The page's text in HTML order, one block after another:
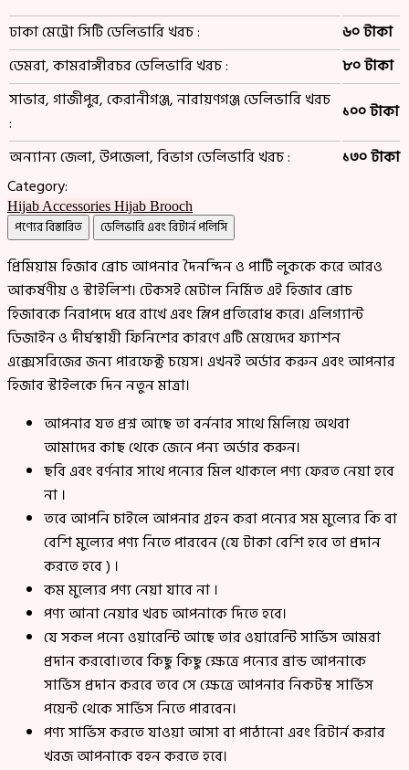
ঢাকা মেট্রো সিটি ডেলিভারি খরচ :
৬০ টাকা
ডেমরা, কামরাঙ্গীরচর ডেলিভারি খরচ :
৮০ টাকা
সাভার, গাজীপুর, কেরানীগঞ্জ, নারায়ণগঞ্জ ডেলিভারি খরচ
:
১০০ টাকা
অন্যান্য জেলা, উপজেলা, বিভাগ ডেলিভারি খরচ :
১৩০ টাকা
Category:
Hijab Accessories Hijab Brooch
পণ্যের বিস্তারিত ডেলিভারি এবং রিটার্ন পলিসি
প্রিমিয়াম হিজাব ব্রোচ আপনার দৈনন্দিন ও পার্টি লুককে করে আরও
আকর্ষণীয় ও স্টাইলিশ। টেকসই মেটাল নির্মিত এই হিজাব ব্রোচ
হিজাবকে নিরাপদে ধরে রাখে এবং স্লিপ প্রতিরোধ করে। এলিগ্যান্ট
ডিজাইন ও দীর্ঘস্থায়ী ফিনিশের কারণে এটি মেয়েদের ফ্যাশন
এক্সেসরিজের জন্য পারফেক্ট চয়েস। এখনই অর্ডার করুন এবং আপনার
হিজাব স্টাইলকে দিন নতুন মাত্রা।
আপনার যত প্রশ্ন আছে তা বর্ননার সাথে মিলিয়ে অথবা
আমাদের কাছ থেকে জেনে পন্য অর্ডার করুন।
ছবি এবং বর্ণনার সাথে পন্যের মিল থাকলে পণ্য ফেরত নেয়া হবে
না ।
তবে আপনি চাইলে আপনার গ্রহন করা পন্যের সম মুল্যের কি বা
বেশি মুল্যের পণ্য নিতে পারবেন (যে টাকা বেশি হবে তা প্রদান
করতে হবে ) ।
কম মুল্যের পণ্য নেয়া যাবে না ।
পণ্য আনা নেয়ার খরচ আপনাকে দিতে হবে।
যে সকল পন্যে ওয়ারেন্টি আছে তার ওয়ারেন্টি সার্ভিস আমরা
প্রদান করবো।তবে কিছু কিছু ক্ষেত্রে পন্যের ব্রান্ড আপনাকে
সার্ভিস প্রদান করবে তবে সে ক্ষেত্রে আপনার নিকটস্থ সার্ভিস
পয়েন্ট থেকে সার্ভিস নিতে পারবেন।
পণ্য সার্ভিস করতে যাওয়া আসা বা পাঠানো এবং রিটার্ন করার
খরজ আপনাকে বহন করতে হবে।